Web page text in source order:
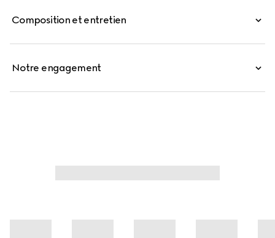
Composition et entretien
Notre engagement